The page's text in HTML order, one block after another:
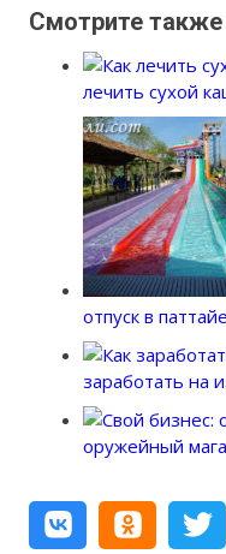
Смотрите также
лечить сухой
отпуск в
заработать на
оружейный